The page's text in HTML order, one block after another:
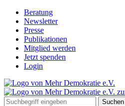
Beratung
Newsletter
Presse
Publikationen
Mitglied werden
Jetzt spenden
Login
Suchen